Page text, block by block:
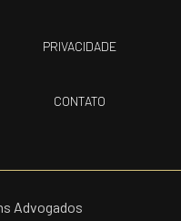
PRIVACIDADE
CONTATO
Advogados